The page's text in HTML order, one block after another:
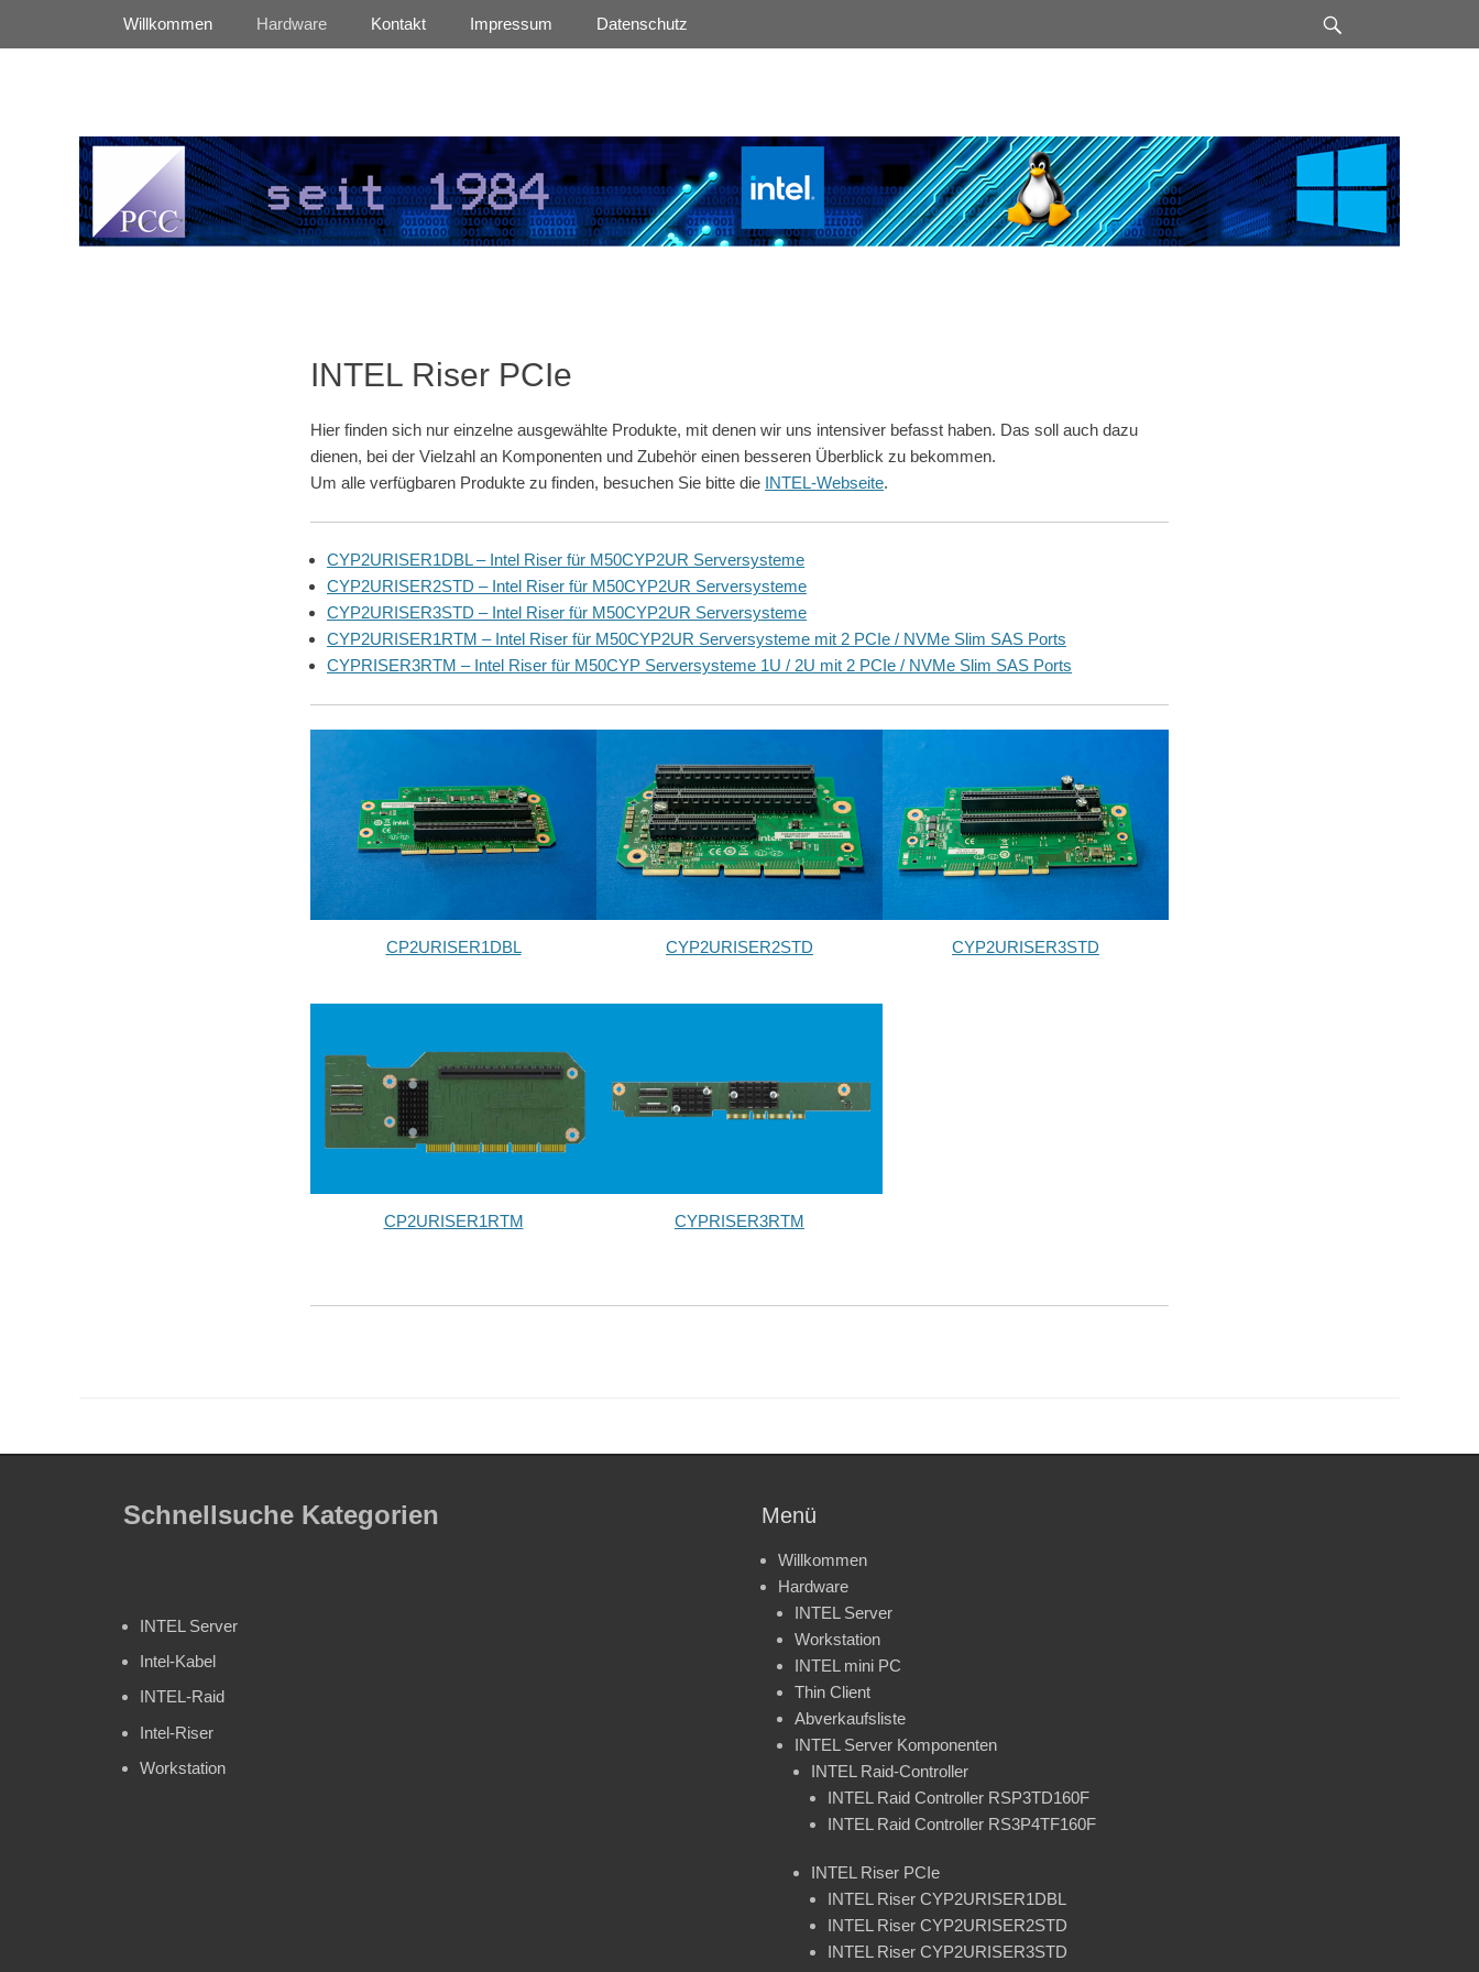
Primäres Menü
Willkommen Hardware Kontakt Impressum Datenschutz
INTEL Riser PCIe
Hier finden sich nur einzelne ausgewählte Produkte, mit denen wir uns intensiver befasst haben. Das soll auch dazu
dienen, bei der Vielzahl an Komponenten und Zubehör einen besseren Überblick zu bekommen.
Um alle verfügbaren Produkte zu finden, besuchen Sie bitte die INTEL-Webseite.
CYP2URISER1DBL – Intel Riser für M50CYP2UR Serversysteme
CYP2URISER2STD – Intel Riser für M50CYP2UR Serversysteme
CYP2URISER3STD – Intel Riser für M50CYP2UR Serversysteme
CYP2URISER1RTM – Intel Riser für M50CYP2UR Serversysteme mit 2 PCIe / NVMe Slim SAS Ports
CYPRISER3RTM – Intel Riser für M50CYP Serversysteme 1U / 2U mit 2 PCIe / NVMe Slim SAS Ports
CP2URISER1DBL
CP2URISER1RTM
CYP2URISER2STD
CYPRISER3RTM
CYP2URISER3STD
Schnellsuche Kategorien
INTEL Server
Intel-Kabel
INTEL-Raid
Intel-Riser
Workstation
Menü
Willkommen
Hardware
INTEL Server
Workstation
INTEL mini PC
Thin Client
Abverkaufsliste
INTEL Server Komponenten
INTEL Raid-Controller
INTEL Raid Controller RSP3TD160F
INTEL Raid Controller RS3P4TF160F
INTEL Riser PCIe
INTEL Riser CYP2URISER1DBL
INTEL Riser CYP2URISER2STD
INTEL Riser CYP2URISER3STD